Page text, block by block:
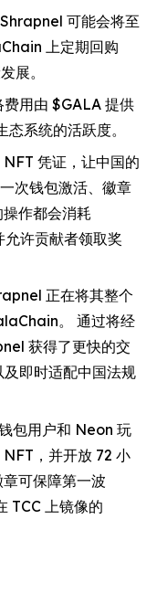
可能会将至
上定期回购
展。
用由 $GALA 提供
系统的活跃度。
凭证，让中国的
次钱包激活、徽章
作都会消耗
许贡献者领取奖
正在将其整个
。 通过将经
获得了更快的交
即时适配中国法规
包用户和 Neon 玩
，并开放 72 小
可保障第一波
TCC 上镜像的